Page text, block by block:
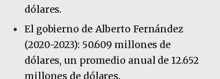
dólares.
El gobierno de Alberto Fernández
(2020-2023): 50.609 millones de
dólares, un promedio anual de 12.652
millones de dólares.